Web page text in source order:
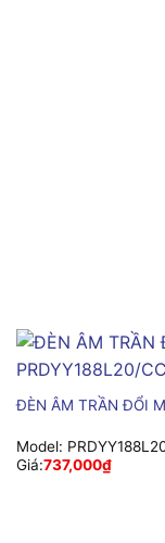
ĐÈN ÂM TRẦN ĐỔI
Model:
Giá:737,000₫